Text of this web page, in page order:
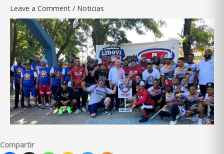
Leave a Comment / Noticias
Compartir